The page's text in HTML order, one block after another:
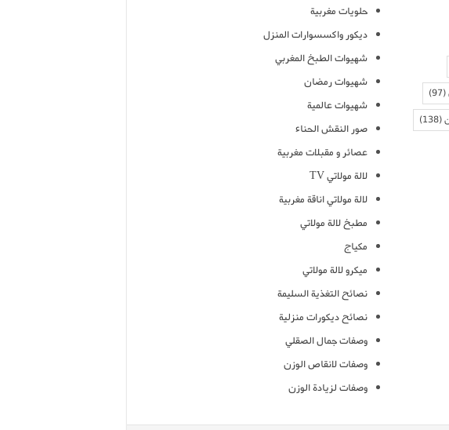
(97)
(138)
حلويات مغربية
ديكور واكسسوارات المنزل
شهيوات الطبخ المغربي
شهيوات رمضان
شهيوات عالمية
صور النقش الحناء
عصائر و مقبلات مغربية
لالة مولاتي TV
لالة مولاتي اناقة مغربية
مطبخ لالة مولاتي
مكياج
ميكرو لالة مولاتي
نصائح التغذية السليمة
نصائح ديكورات منزلية
وصفات جمال الصقلي
وصفات لانقاص الوزن
وصفات لزيادة الوزن